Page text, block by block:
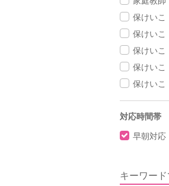
保けいこ
保けいこ
保けいこ
保けいこ
保けいこ
対応時間帯
早朝対応
キーワー